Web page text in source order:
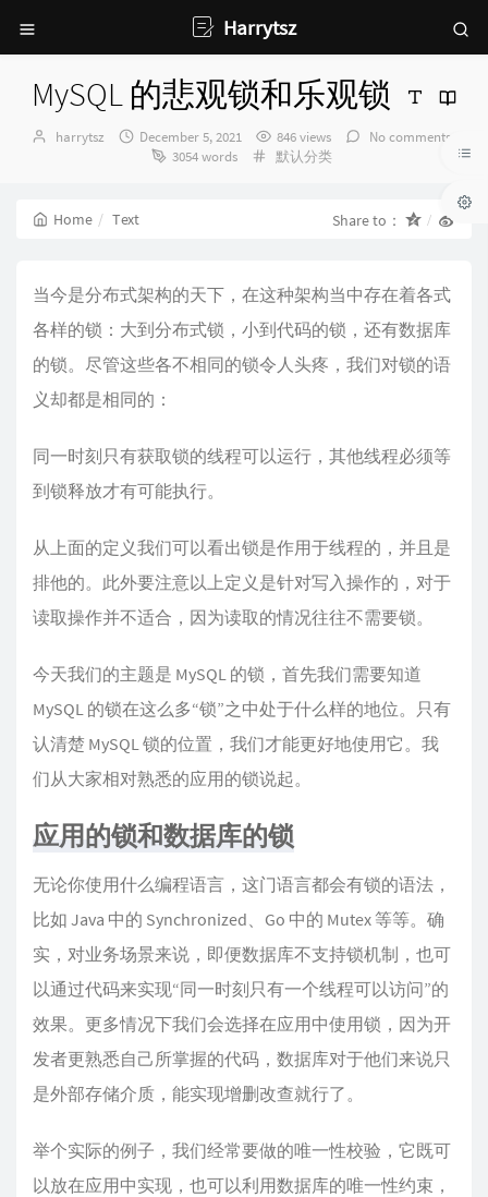
Harrytsz
MySQL 的悲观锁和乐观锁
Author：
harrytsz
发
布
December 5, 2021 846 views
No comments
3054 words
Categories：
默认分类
Home Text Share to：
当今是分布式架构的天下，在这种架构当中存在着各式
各样的锁：大到分布式锁，小到代码的锁，还有数据库
的锁。尽管这些各不相同的锁令人头疼，我们对锁的语
义却都是相同的：
同一时刻只有获取锁的线程可以运行，其他线程必须等
到锁释放才有可能执行。
从上面的定义我们可以看出锁是作用于线程的，并且是
排他的。此外要注意以上定义是针对写入操作的，对于
读取操作并不适合，因为读取的情况往往不需要锁。
今天我们的主题是 MySQL 的锁，首先我们需要知道
MySQL 的锁在这么多“锁”之中处于什么样的地位。只有
认清楚 MySQL 锁的位置，我们才能更好地使用它。我
们从大家相对熟悉的应用的锁说起。
应用的锁和数据库的锁
无论你使用什么编程语言，这门语言都会有锁的语法，
比如 Java 中的 Synchronized、Go 中的 Mutex 等等。确
实，对业务场景来说，即便数据库不支持锁机制，也可
以通过代码来实现“同一时刻只有一个线程可以访问”的
效果。更多情况下我们会选择在应用中使用锁，因为开
发者更熟悉自己所掌握的代码，数据库对于他们来说只
是外部存储介质，能实现增删改查就行了。
举个实际的例子，我们经常要做的唯一性校验，它既可
以放在应用中实现，也可以利用数据库的唯一性约束，